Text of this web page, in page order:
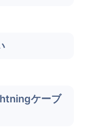
ケーブ